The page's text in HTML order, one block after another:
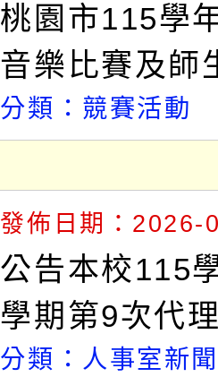
桃園市115學
音樂比賽及師
及新住民語歌
分類：競賽活動
發佈日期：2026-
公告本校115
學期第9次代
甄選結果(尚
分類：人事室新聞